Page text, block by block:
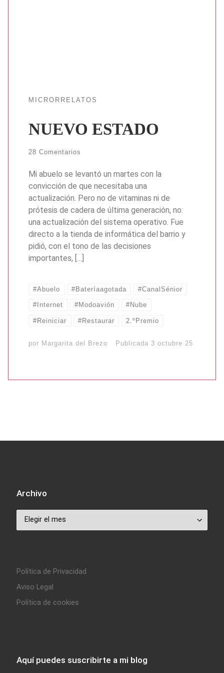
MICRORRELATOS
NUEVO ESTADO
28 Comentarios
Mi abuelo se levantó un martes con la
convicción de que necesitaba una
actualización. Pero no de vitaminas ni de
prótesis de cadera de última generación, no:
una actualización del sistema operativo. Fue
directo a la tienda de informática del barrio y
pidió, con el tono de las decisiones
importantes, […]
#Abuelo #Bateríaagotada #CanalSénior
#Internet #Modoavión #Nube
#Reiniciar #Restaurar 2.ºPremio
por Margarita del Brezo Publicada 3 octubre 25
Archivo
Archivo
Política de Privacidad
Aviso Legal
Política de cookies
Aquí puedes suscribirte a mi blog